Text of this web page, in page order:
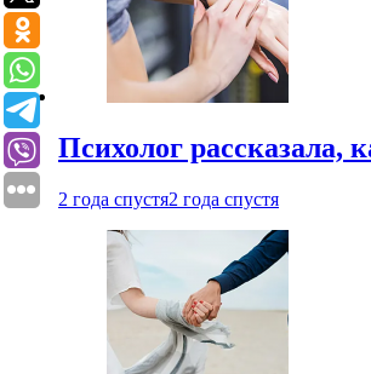
Психолог рассказала,
2 года спустя2 года спустя